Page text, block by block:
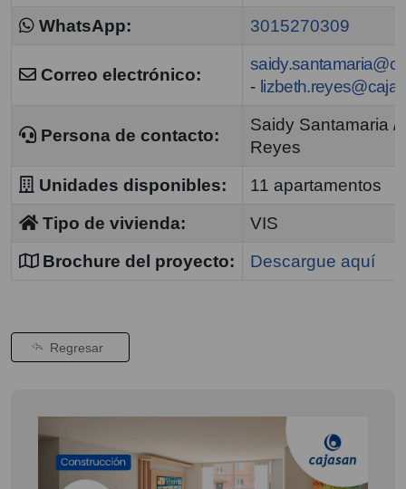
WhatsApp:
3015270309
Correo electrónico:
-
Persona de contacto:
Saidy Santamaria /
Reyes
Unidades disponibles:
11 apartamentos
Tipo de vivienda:
VIS
Brochure del proyecto:
Descargue aquí
Regresar